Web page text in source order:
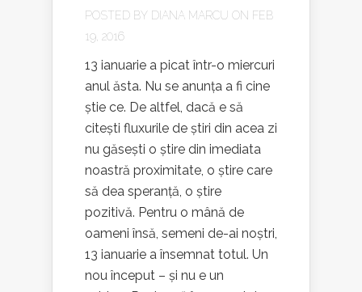
POSTED BY DIANA MARCU ON FEB
19, 2016
13 ianuarie a picat într-o miercuri
anul ăsta. Nu se anunța a fi cine
știe ce. De altfel, dacă e să
citești fluxurile de știri din acea zi
nu găsești o știre din imediata
noastră proximitate, o știre care
să dea speranță, o știre
pozitivă. Pentru o mână de
oameni însă, semeni de-ai noștri,
13 ianuarie a însemnat totul. Un
nou început – și nu e un